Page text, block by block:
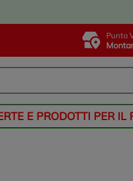
Punto
E PRODOTTI PER IL